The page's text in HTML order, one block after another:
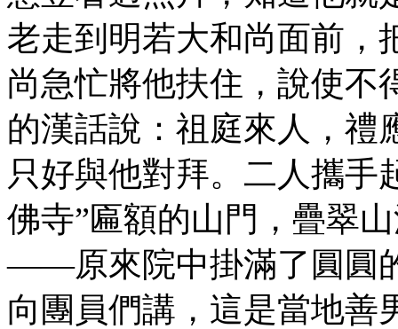
老走到明若大和尚面前，
尚急忙將他扶住，說使不
的漢話說：祖庭來人，禮
只好與他對拜。二人攜手
佛寺”匾額的山門，疊翠
——原來院中掛滿了圓圓
向團員們講，這是當地善